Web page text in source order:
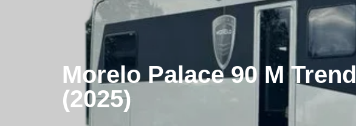
Morelo Palace 90 M Trend
(2025)